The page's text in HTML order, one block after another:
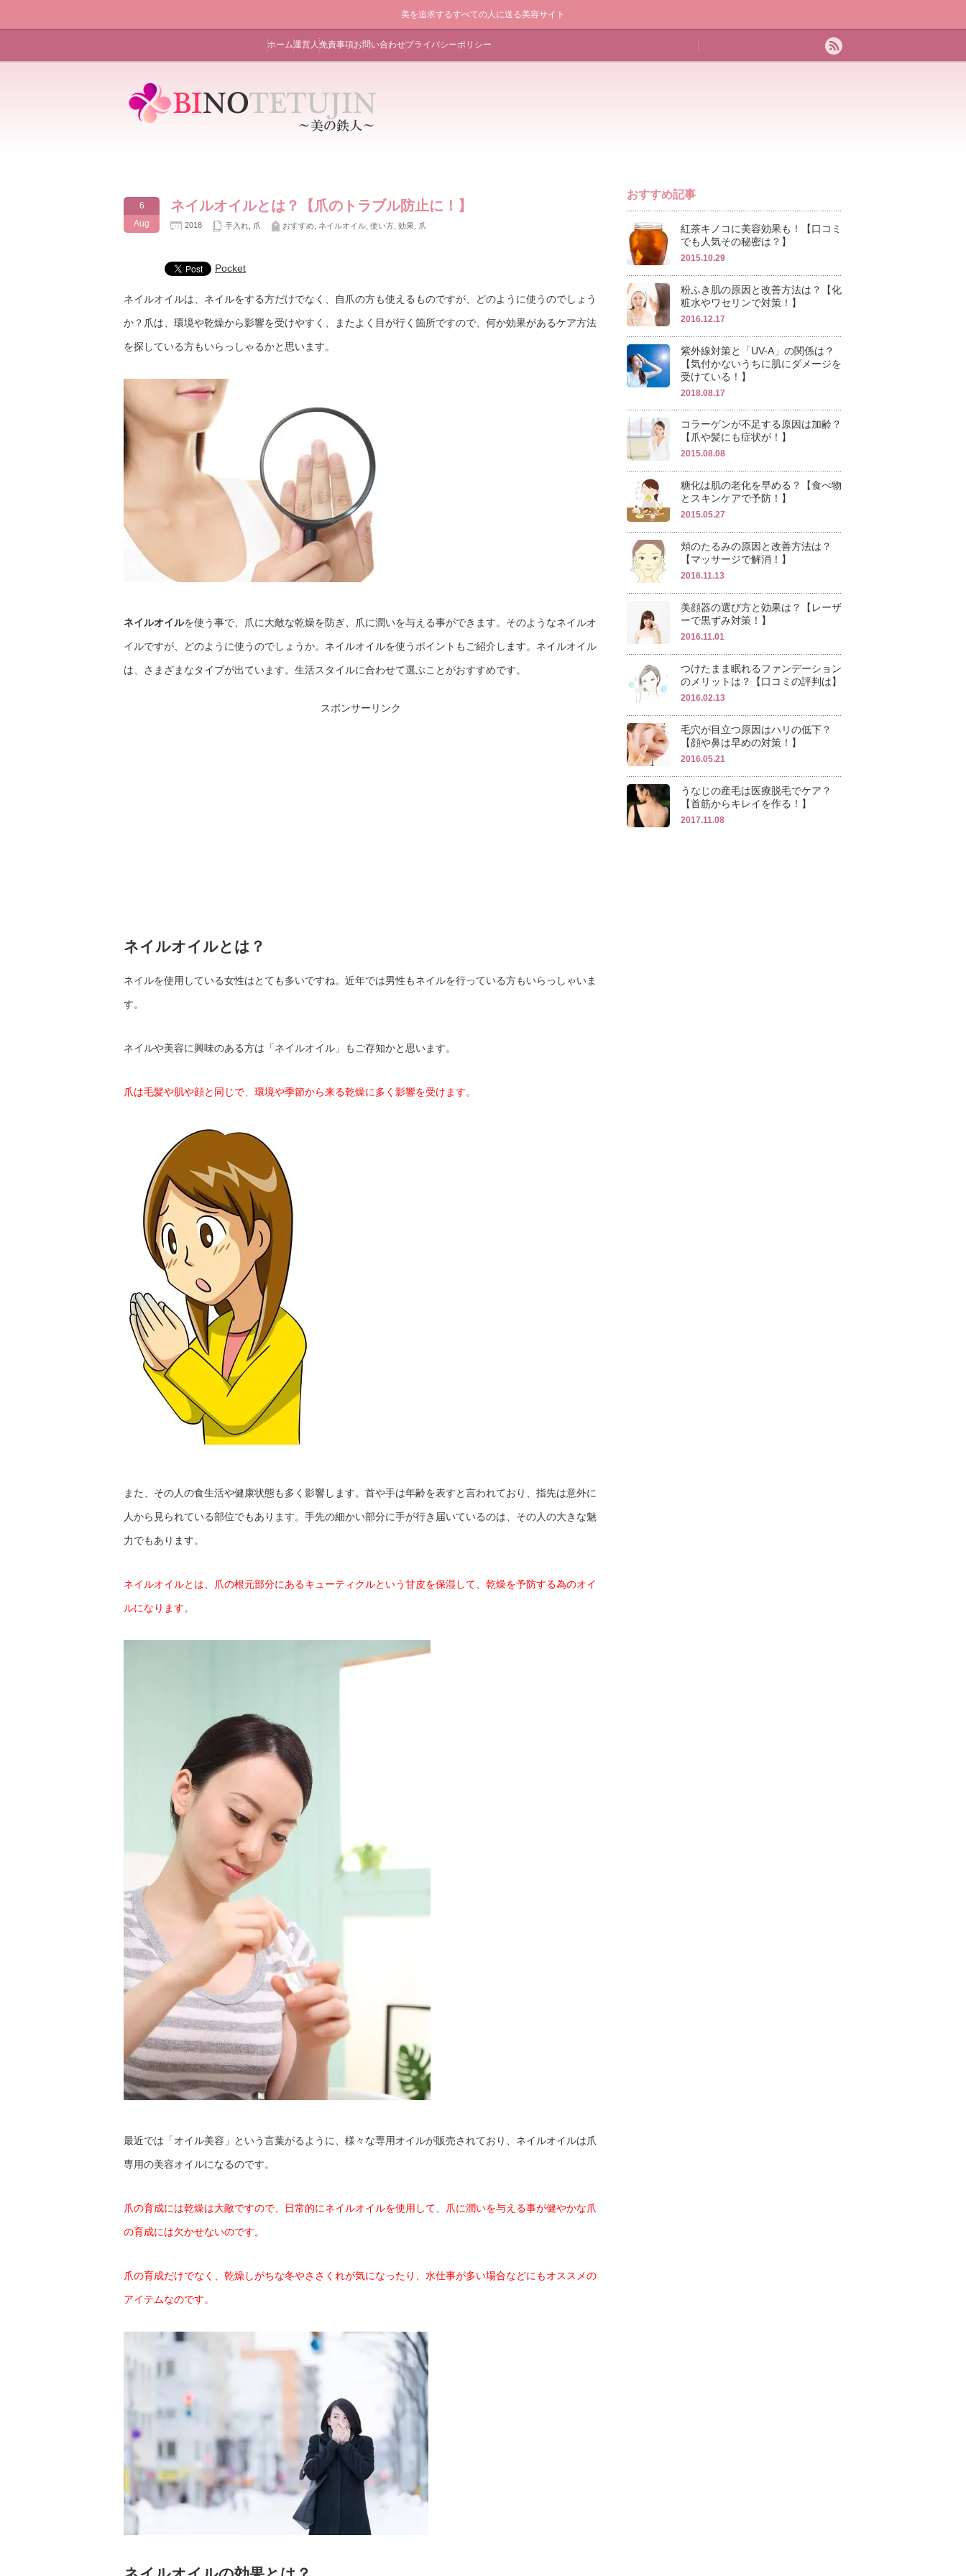
美を追求するすべての人に送る美容サイト
ホーム運営人免責事項お問い合わせプライバシーポリシー
6
Aug
ネイルオイルとは？【爪のトラブル防止に！】
2018 手入れ 爪 おすすめ ネイルオイル 使い方 効果 爪
Pocket
ネイルオイルは、ネイルをする方だけでなく、自爪の方も使えるものですが、どのように使うのでしょう
か？爪は、環境や乾燥から影響を受けやすく、またよく目が行く箇所ですので、何か効果があるケア方法
を探している方もいらっしゃるかと思います。
ネイルオイルを使う事で、爪に大敵な乾燥を防ぎ、爪に潤いを与える事ができます。そのようなネイルオ
イルですが、どのように使うのでしょうか。ネイルオイルを使うポイントもご紹介します。ネイルオイル
は、さまざまなタイプが出ています。生活スタイルに合わせて選ぶことがおすすめです。
スポンサーリンク
ネイルオイルとは？
ネイルを使用している女性はとても多いですね。近年では男性もネイルを行っている方もいらっしゃいま
す。
ネイルや美容に興味のある方は「ネイルオイル」もご存知かと思います。
爪は毛髪や肌や顔と同じで、環境や季節から来る乾燥に多く影響を受けます。
また、その人の食生活や健康状態も多く影響します。首や手は年齢を表すと言われており、指先は意外に
人から見られている部位でもあります。手先の細かい部分に手が行き届いているのは、その人の大きな魅
力でもあります。
ネイルオイルとは、爪の根元部分にあるキューティクルという甘皮を保湿して、乾燥を予防する為のオイ
ルになります。
最近では「オイル美容」という言葉がるように、様々な専用オイルが販売されており、ネイルオイルは爪
専用の美容オイルになるのです。
爪の育成には乾燥は大敵ですので、日常的にネイルオイルを使用して、爪に潤いを与える事が健やかな爪
の育成には欠かせないのです。
爪の育成だけでなく、乾燥しがちな冬やささくれが気になったり、水仕事が多い場合などにもオススメの
アイテムなのです。
おすすめ記事
紅茶キノコに美容効果も！【口コミ
でも人気その秘密は？】
2015.10.29
粉ふき肌の原因と改善方法は？【化
粧水やワセリンで対策！】
2016.12.17
紫外線対策と「UV-A」の関係は？
【気付かないうちに肌にダメージを
受けている！】
2018.08.17
コラーゲンが不足する原因は加齢？
【爪や髪にも症状が！】
2015.08.08
糖化は肌の老化を早める？【食べ物
とスキンケアで予防！】
2015.05.27
頬のたるみの原因と改善方法は？
【マッサージで解消！】
2016.11.13
美顔器の選び方と効果は？【レーザ
ーで黒ずみ対策！】
2016.11.01
つけたまま眠れるファンデーション
のメリットは？【口コミの評判は】
2016.02.13
毛穴が目立つ原因はハリの低下？
【顔や鼻は早めの対策！】
2016.05.21
うなじの産毛は医療脱毛でケア？
【首筋からキレイを作る！】
2017.11.08